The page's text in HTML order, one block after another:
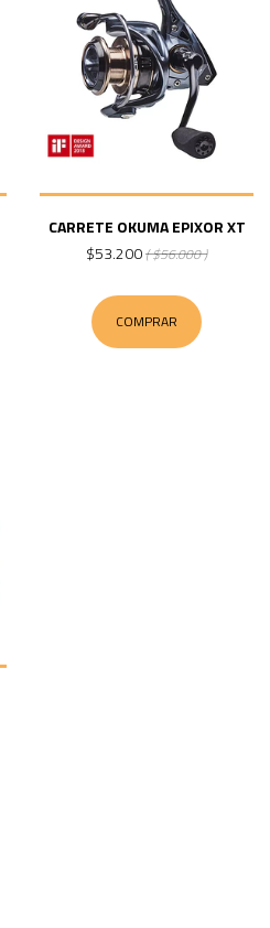
CARRETE OKUMA EPIXOR XT
$53.200( $56.000 )
COMPRAR